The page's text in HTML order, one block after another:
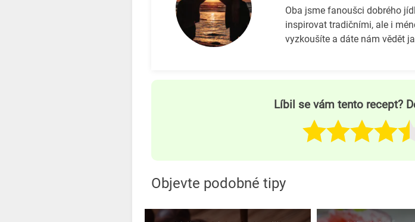
Oba jsme fanoušci dobrého
inspirovat tradičními, ale i
vyzkoušíte a dáte nám vědět
Líbil se vám tento recept?
Objevte podobné tipy